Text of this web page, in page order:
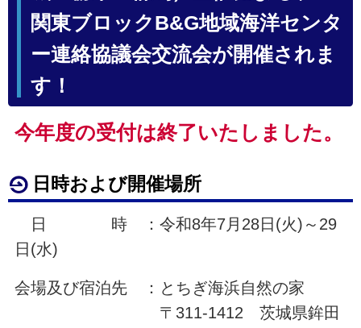
関東ブロックB&G地域海洋センタ
ー連絡協議会交流会が開催されま
す！
今年度の受付は終了いたしました。
日時および開催場所
日 時 ：令和8年7月28日(火)～29
日(水)
会場及び宿泊先 ：とちぎ海浜自然の家
〒311-1412 茨城県鉾田